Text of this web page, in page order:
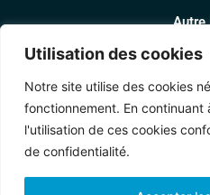
Utilisation des cookies
Notre site utilise des cookies
fonctionnement. En
l'utilisation de ces cookies
de confidentialité.
Autre
Site de
Réseaux